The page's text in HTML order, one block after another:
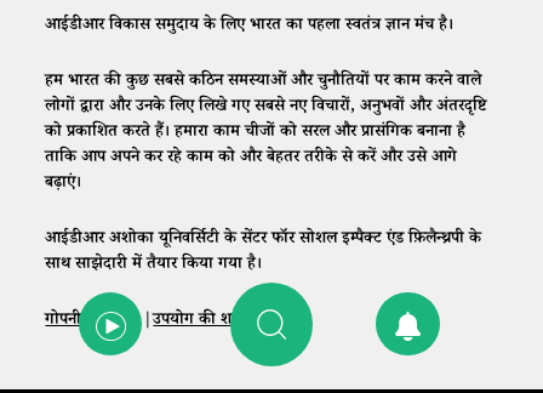
आईडीआर विकास समुदाय के लिए भारत का पहला स्वतंत्र ज्ञान मंच है।
हम भारत की कुछ सबसे कठिन समस्याओं और चुनौतियों पर काम करने वाले
लोगों द्वारा और उनके लिए लिखे गए सबसे नए विचारों, अनुभवों और अंतरदृष्टि
को प्रकाशित करते हैं। हमारा काम चीजों को सरल और प्रासंगिक बनाना है
ताकि आप अपने कर रहे काम को और बेहतर तरीके से करें और उसे आगे
बढ़ाएं।
आईडीआर अशोका यूनिवर्सिटी के सेंटर फॉर सोशल इम्पैक्ट एंड फ़िलैन्थ्रपी के
साथ साझेदारी में तैयार किया गया है।
गोपनीयता नीति |उपयोग की शर्तें |संपर्क